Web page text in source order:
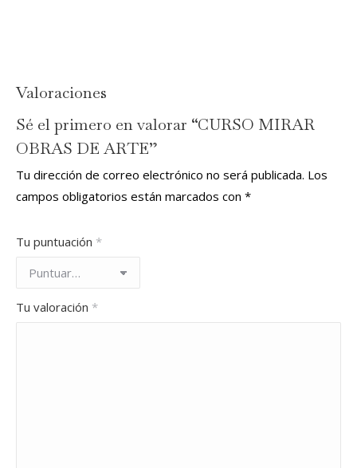
Valoraciones
Sé el primero en valorar “CURSO MIRAR
OBRAS DE ARTE”
Tu dirección de correo electrónico no será publicada. Los
campos obligatorios están marcados con *
Tu puntuación *
Tu valoración *